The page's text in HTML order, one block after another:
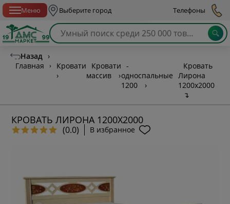
Меню Выберите город Телефоны
Назад ›
Главная
›
Кровати
›
Кровати
массив
›
-
односпальные
1200
›
Кровать
Лирона
1200х2000
↴
КРОВАТЬ ЛИРОНА 1200Х2000
(0.0) В избранное